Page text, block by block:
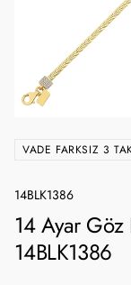
VADE FARKSIZ 3
14BLK1386
14 Ayar Göz
14BLK1386